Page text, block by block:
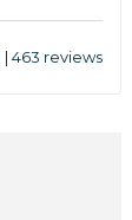
| 463 reviews